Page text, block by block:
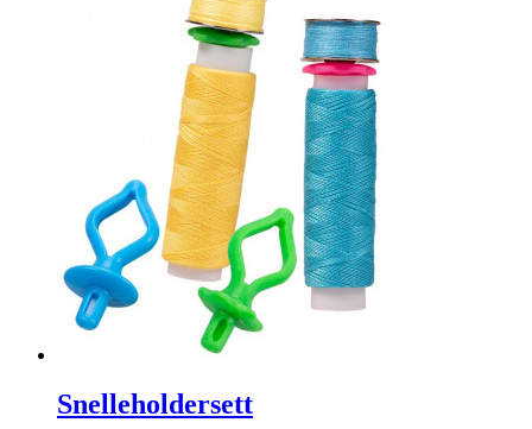
Snelleholdersett